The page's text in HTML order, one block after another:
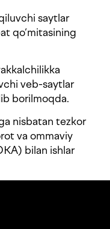
saytlar
qo‘mitasining
veb-saytlar
borilmoqda.
nisbatan tezkor
va ommaviy
bilan ishlar